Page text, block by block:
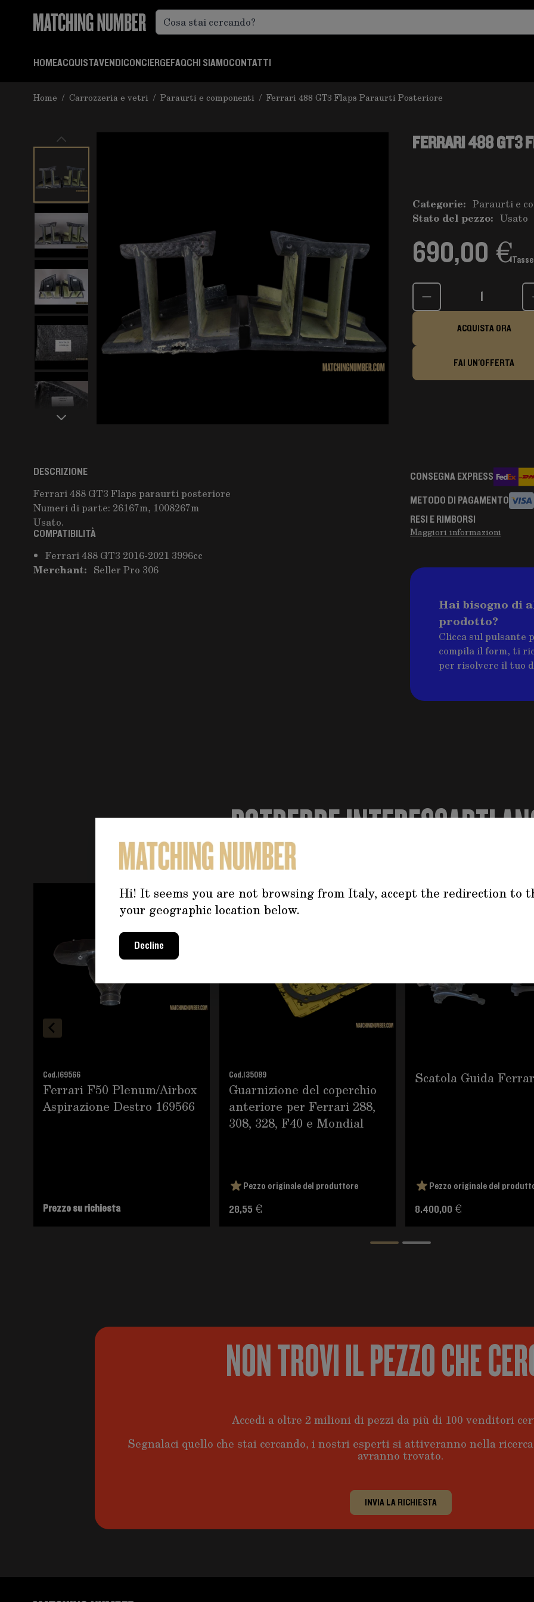
Hi! It seems you are not browsing from Italy, accept the redirection to
your geographic location below.
Decline
HOMEACQUISTAVENDICONCIERGEFAQCHI SIAMOCONTATTI
Home / Carrozzeria e vetri / Paraurti e componenti / Ferrari 488 GT3 Flaps Paraurti Posteriore
FERRARI 488 GT3
Categorie: Paraurti e
Stato del pezzo: Usato
690,00 €
Quantità
ACQUISTA ORA
FAI UN'OFFERTA
DESCRIZIONE
Ferrari 488 GT3 Flaps paraurti posteriore
Numeri di parte: 26167m, 1008267m
Usato.
COMPATIBILITÀ
Ferrari 488 GT3 2016-2021 3996cc
Merchant: Seller Pro 306
CONSEGNA EXPRESS
METODO DI PAGAMENTO
RESI E RIMBORSI
Maggiori informazioni
Hai bisogno di
prodotto?
Clicca sul pulsante
compila il form, ti
per risolvere il tuo
POTREBBE INTERESSARTI
È possibile navigare tra gli elementi del carosello utilizzando il tasto tabulazione. È possibile saltare il
Premere per saltare il carosello
Cod.169566
Ferrari F50 Plenum/Airbox
Aspirazione Destro 169566
Prezzo su richiesta
Cod.135089
Guarnizione del coperchio
anteriore per Ferrari 288,
308, 328, F40 e Mondial
Pezzo originale del produttore
28,55 €
Scatola Guida
Pezzo originale del
8.400,00 €
NON TROVI IL PEZZO CHE
Accedi a oltre 2 milioni di pezzi da più di 100 venditori
Segnalaci quello che stai cercando, i nostri esperti si attiveranno nella
avranno trovato.
INVIA LA RICHIESTA